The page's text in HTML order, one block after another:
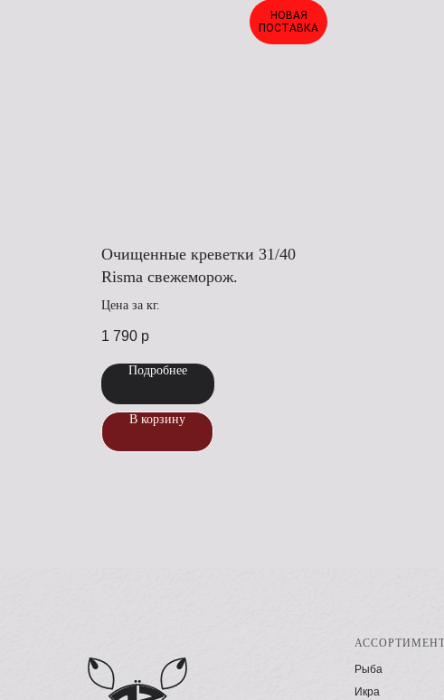
НОВАЯ
ПОСТАВКА
Очищенные креветки 31/40
Risma свежеморож.
Цена за кг.
1 790 р
Подробнее
В корзину
АССОРТИМЕНТ
Рыба
Икра